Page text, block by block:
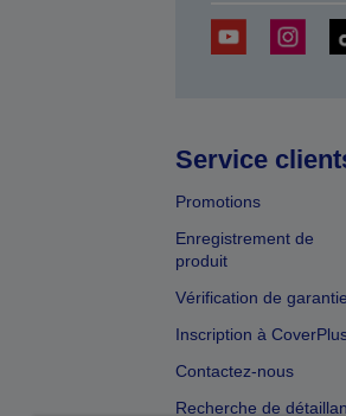
Service
Promotions
Enregistrement de
produit
Vérification de garantie
Inscription à
Contactez-nous
Recherche de